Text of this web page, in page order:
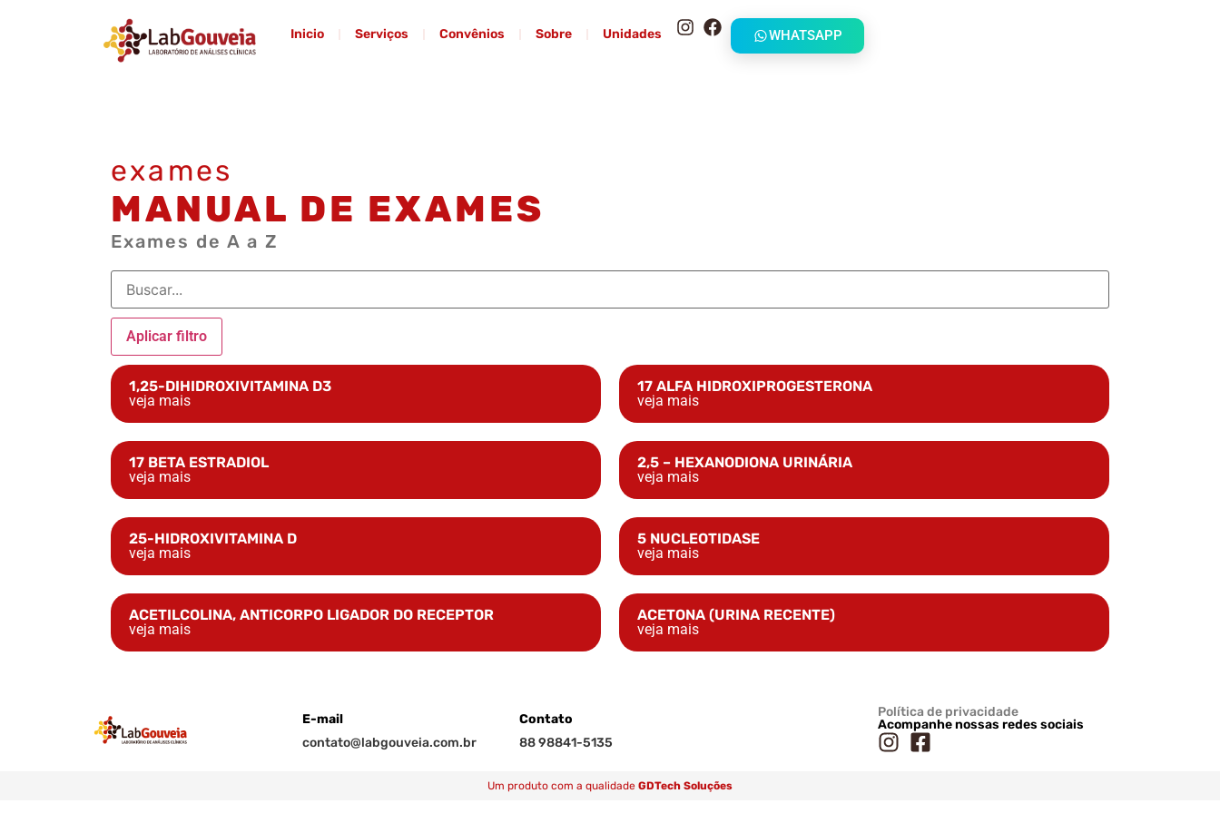
Inicio Serviços Convênios Sobre Unidades WHATSAPP
exames
MANUAL DE EXAMES
Exames de A a Z
Aplicar filtro
1,25-DIHIDROXIVITAMINA D3
veja mais
17 ALFA HIDROXIPROGESTERONA
veja mais
17 BETA ESTRADIOL
veja mais
2,5 – HEXANODIONA URINÁRIA
veja mais
25-HIDROXIVITAMINA D
veja mais
5 NUCLEOTIDASE
veja mais
ACETILCOLINA, ANTICORPO LIGADOR DO RECEPTOR
veja mais
ACETONA (URINA RECENTE)
veja mais
E-mail
contato@labgouveia.com.br
Contato
88 98841-5135
Política de privacidade
Acompanhe nossas redes sociais
Um produto com a qualidade GDTech Soluções